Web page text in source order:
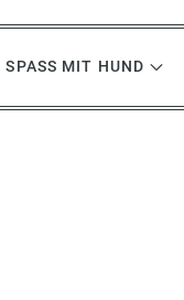
SPASS MIT HUND